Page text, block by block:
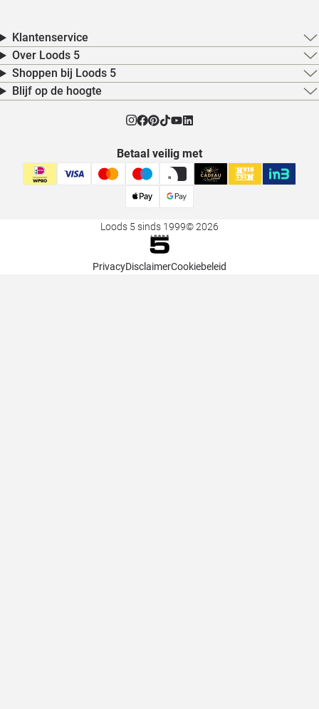
Klantenservice
Over Loods 5
Shoppen bij Loods 5
Blijf op de hoogte
Betaal veilig met
Loods 5 sinds 1999© 2026
PrivacyDisclaimerCookiebeleid